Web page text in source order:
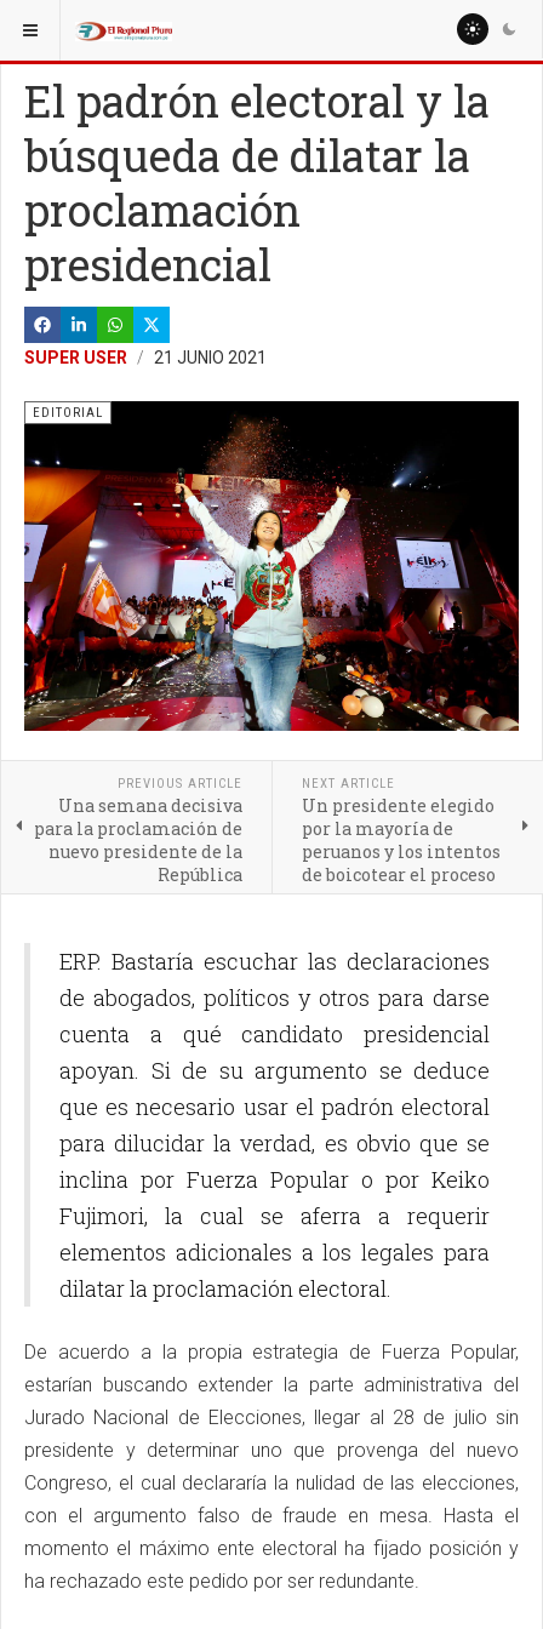
ESTÁ AQUÍ: EDITORIAL
El padrón electoral y la
búsqueda de dilatar la
proclamación
presidencial
SUPER USER 21 JUNIO 2021
EDITORIAL
PREVIOUS ARTICLE
Una semana decisiva
para la proclamación de
nuevo presidente de la
República
NEXT ARTICLE
Un presidente elegido
por la mayoría de
peruanos y los intentos
de boicotear el proceso
ERP. Bastaría escuchar las declaraciones
de abogados, políticos y otros para darse
cuenta a qué candidato presidencial
apoyan. Si de su argumento se deduce
que es necesario usar el padrón electoral
para dilucidar la verdad, es obvio que se
inclina por Fuerza Popular o por Keiko
Fujimori, la cual se aferra a requerir
elementos adicionales a los legales para
dilatar la proclamación electoral.
De acuerdo a la propia estrategia de Fuerza Popular,
estarían buscando extender la parte administrativa del
Jurado Nacional de Elecciones, llegar al 28 de julio sin
presidente y determinar uno que provenga del nuevo
Congreso, el cual declararía la nulidad de las elecciones,
con el argumento falso de fraude en mesa. Hasta el
momento el máximo ente electoral ha fijado posición y
ha rechazado este pedido por ser redundante.